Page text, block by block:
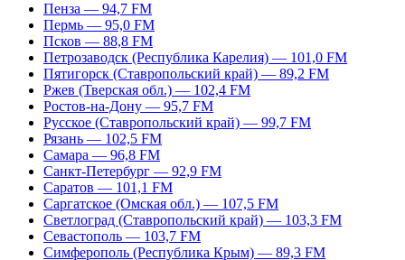
Пенза — 94,7 FM
Пермь — 95,0 FM
Псков — 88,8 FM
Петрозаводск (Республика Карелия) — 101,0 FM
Пятигорск (Ставропольский край) — 89,2 FM
Ржев (Тверская обл.) — 102,4 FM
Ростов-на-Дону — 95,7 FM
Русское (Ставропольский край) — 99,7 FM
Рязань — 102,5 FM
Самара — 96,8 FM
Санкт-Петербург — 92,9 FM
Саратов — 101,1 FM
Саргатское (Омская обл.) — 107,5 FM
Светлоград (Ставропольский край) — 103,3 FM
Севастополь — 103,7 FM
Симферополь (Республика Крым) — 89,3 FM